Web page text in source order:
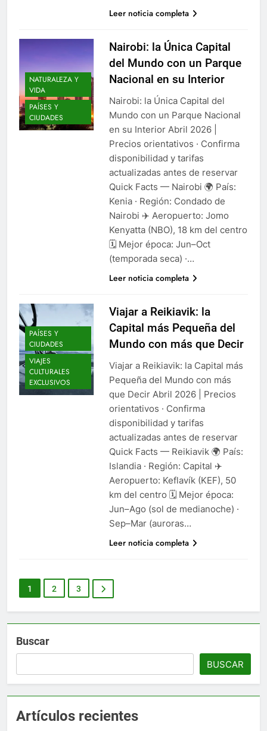
Leer noticia completa
NATURALEZA Y
VIDA
PAÍSES Y
CIUDADES
Nairobi: la Única Capital
del Mundo con un Parque
Nacional en su Interior
Nairobi: la Única Capital del
Mundo con un Parque Nacional
en su Interior Abril 2026 |
Precios orientativos · Confirma
disponibilidad y tarifas
actualizadas antes de reservar
Quick Facts — Nairobi 🌍 País:
Kenia · Región: Condado de
Nairobi ✈️ Aeropuerto: Jomo
Kenyatta (NBO), 18 km del centro
🗓️ Mejor época: Jun–Oct
(temporada seca) ·…
Leer noticia completa
PAÍSES Y
CIUDADES
VIAJES
CULTURALES
EXCLUSIVOS
Viajar a Reikiavik: la
Capital más Pequeña del
Mundo con más que Decir
Viajar a Reikiavik: la Capital más
Pequeña del Mundo con más
que Decir Abril 2026 | Precios
orientativos · Confirma
disponibilidad y tarifas
actualizadas antes de reservar
Quick Facts — Reikiavik 🌍 País:
Islandia · Región: Capital ✈️
Aeropuerto: Keflavík (KEF), 50
km del centro 🗓️ Mejor época:
Jun–Ago (sol de medianoche) ·
Sep–Mar (auroras…
Leer noticia completa
1 2 3
Buscar
BUSCAR
Artículos recientes